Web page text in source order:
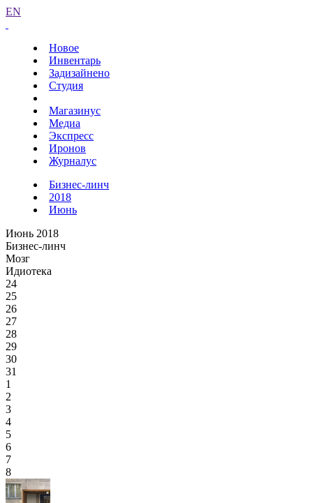
EN
Новое
Инвентарь
Задизайнено
Студия
Магазинус
Медиа
Экспресс
Иронов
Журналус
Бизнес-линч
2018
Июнь
Июнь 2018
Бизнес-линч
Мозг
Идиотека
24
25
26
27
28
29
30
31
1
2
3
4
5
6
7
8